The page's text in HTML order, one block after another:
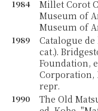
1984
Millet Corot
Museum of
Museum of
1989
Catalogue
cat.).
Foundation,
Corporation,
repr.
1990
The Old